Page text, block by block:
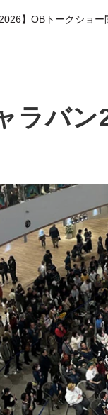
】OBトークショー
ラバ